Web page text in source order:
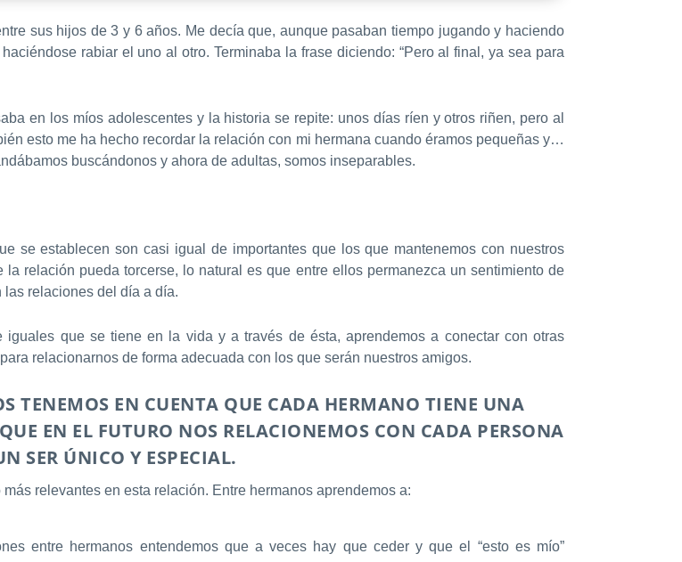
sus hijos de 3 y 6 años. Me decía que, aunque pasaban tiempo jugando y haciendo
rabiar el uno al otro. Terminaba la frase diciendo: “Pero al final, ya sea para
en los míos adolescentes y la historia se repite: unos días ríen y otros riñen, pero al
esto me ha hecho recordar la relación con mi hermana cuando éramos pequeñas y…
buscándonos y ahora de adultas, somos inseparables.
se establecen son casi igual de importantes que los que mantenemos con nuestros
relación pueda torcerse, lo natural es que entre ellos permanezca un sentimiento de
relaciones del día a día.
que se tiene en la vida y a través de ésta, aprendemos a conectar con otras
relacionarnos de forma adecuada con los que serán nuestros amigos.
TENEMOS EN CUENTA QUE CADA HERMANO TIENE UNA
EN EL FUTURO NOS RELACIONEMOS CON CADA PERSONA
SER ÚNICO Y ESPECIAL.
relevantes en esta relación. Entre hermanos aprendemos a:
entre hermanos entendemos que a veces hay que ceder y que el “esto es mío”